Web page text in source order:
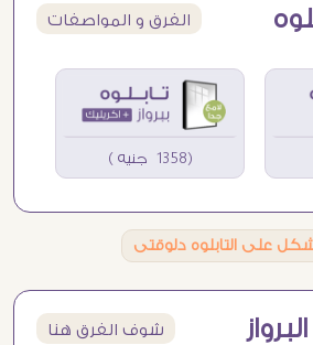
الفرق و المواصفات
(1358 جنيه )
على التابلوه دلوقتى
شوف الفرق هنا